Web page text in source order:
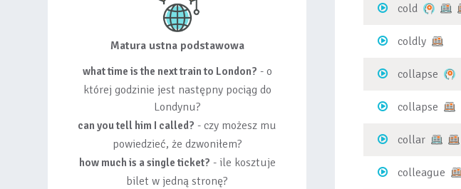
Matura ustna podstawowa
what time is the next train to London? - o
której godzinie jest następny pociąg do
Londynu?
can you tell him I called? - czy możesz mu
powiedzieć, że dzwoniłem?
how much is a single ticket? - ile kosztuje
bilet w jedną stronę?
cold
coldly
collapse
collapse
collar
colleague